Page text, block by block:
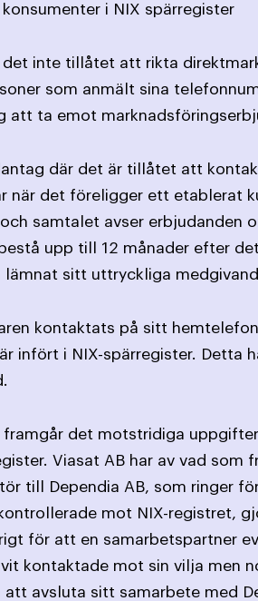
i NIX spärregister
det inte tillåtet att rikta
som anmält sina
att ta emot
där det är tillåtet att
när det föreligger ett etablerat
samtalet avser erbjudanden
upp till 12 månader efter
lämnat sitt uttryckliga
kontaktats på sitt
infört i NIX-spärregister. Detta
framgår det motstridiga
Viasat AB har av vad som
till Dependia AB, som ringer
mot NIX-registret,
för att en samarbetspartner
kontaktade mot sin vilja men
avsluta sitt samarbete med